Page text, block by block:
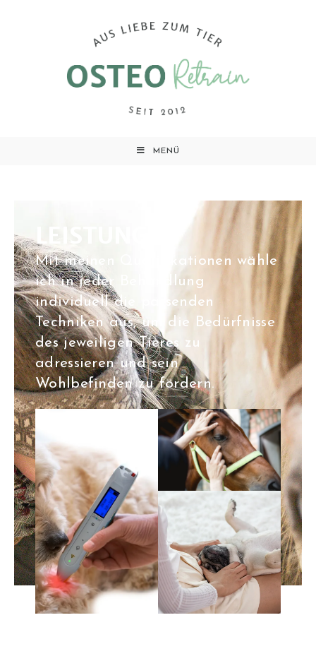
MENÜ
LEISTUNGEN
Mit meinen Qualifikationen wähle
ich in jeder Behandlung
individuell die passenden
Techniken aus, um die Bedürfnisse
des jeweiligen Tieres zu
adressieren und sein
Wohlbefinden zu fördern.